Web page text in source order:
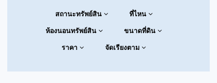
สถานะทรัพย์สิน
ที่ไหน
ห้องนอนทรัพย์สิน
ขนาดที่ดิน
ราคา
จัดเรียงตาม